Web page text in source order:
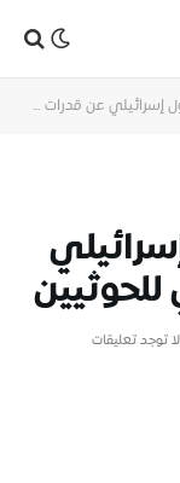
قدرات الدفاع الجوي للحوثيين
لا توجد تعليقات